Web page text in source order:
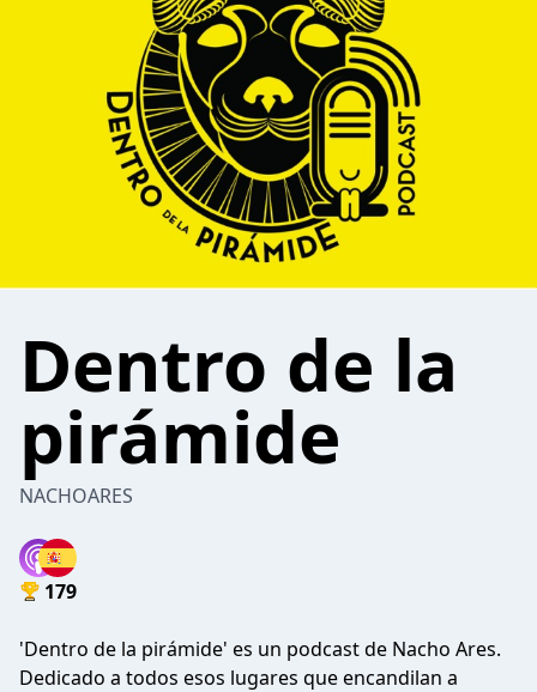
Dentro de la
pirámide
NACHOARES
179
'Dentro de la pirámide' es un podcast de Nacho Ares.
Dedicado a todos esos lugares que encandilan a